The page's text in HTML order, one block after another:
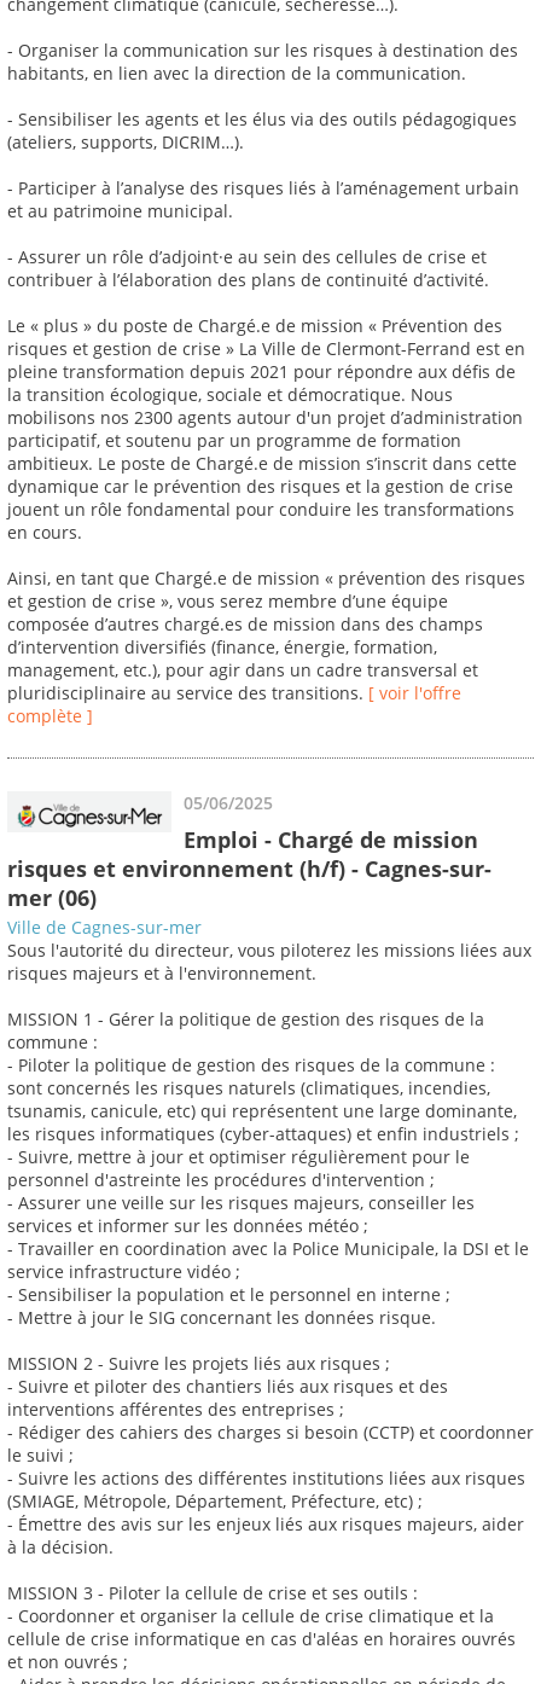
changement climatique (canicule, sécheresse…).
- Organiser la communication sur les risques à destination des
habitants, en lien avec la direction de la communication.
- Sensibiliser les agents et les élus via des outils pédagogiques
(ateliers, supports, DICRIM…).
- Participer à l’analyse des risques liés à l’aménagement urbain
et au patrimoine municipal.
- Assurer un rôle d’adjoint·e au sein des cellules de crise et
contribuer à l’élaboration des plans de continuité d’activité.
Le « plus » du poste de Chargé.e de mission « Prévention des
risques et gestion de crise » La Ville de Clermont-Ferrand est en
pleine transformation depuis 2021 pour répondre aux défis de
la transition écologique, sociale et démocratique. Nous
mobilisons nos 2300 agents autour d'un projet d’administration
participatif, et soutenu par un programme de formation
ambitieux. Le poste de Chargé.e de mission s’inscrit dans cette
dynamique car le prévention des risques et la gestion de crise
jouent un rôle fondamental pour conduire les transformations
en cours.
Ainsi, en tant que Chargé.e de mission « prévention des risques
et gestion de crise », vous serez membre d’une équipe
composée d’autres chargé.es de mission dans des champs
d’intervention diversifiés (finance, énergie, formation,
management, etc.), pour agir dans un cadre transversal et
pluridisciplinaire au service des transitions. [ voir l'offre
complète ]
05/06/2025
Emploi - Chargé de mission
risques et environnement (h/f) - Cagnes-sur-
mer (06)
Ville de Cagnes-sur-mer
Sous l'autorité du directeur, vous piloterez les missions liées aux
risques majeurs et à l'environnement.
MISSION 1 - Gérer la politique de gestion des risques de la
commune :
- Piloter la politique de gestion des risques de la commune :
sont concernés les risques naturels (climatiques, incendies,
tsunamis, canicule, etc) qui représentent une large dominante,
les risques informatiques (cyber-attaques) et enfin industriels ;
- Suivre, mettre à jour et optimiser régulièrement pour le
personnel d'astreinte les procédures d'intervention ;
- Assurer une veille sur les risques majeurs, conseiller les
services et informer sur les données météo ;
- Travailler en coordination avec la Police Municipale, la DSI et le
service infrastructure vidéo ;
- Sensibiliser la population et le personnel en interne ;
- Mettre à jour le SIG concernant les données risque.
MISSION 2 - Suivre les projets liés aux risques ;
- Suivre et piloter des chantiers liés aux risques et des
interventions afférentes des entreprises ;
- Rédiger des cahiers des charges si besoin (CCTP) et coordonner
le suivi ;
- Suivre les actions des différentes institutions liées aux risques
(SMIAGE, Métropole, Département, Préfecture, etc) ;
- Émettre des avis sur les enjeux liés aux risques majeurs, aider
à la décision.
MISSION 3 - Piloter la cellule de crise et ses outils :
- Coordonner et organiser la cellule de crise climatique et la
cellule de crise informatique en cas d'aléas en horaires ouvrés
et non ouvrés ;